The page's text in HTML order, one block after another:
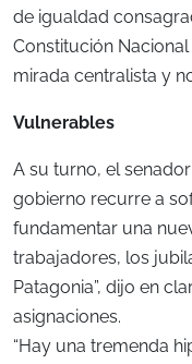
de igualdad
Constitución
mirada centralista y
Vulnerables
A su turno, el
gobierno recurre a
fundamentar una
trabajadores, los
Patagonia”, dijo en
asignaciones.
“Hay una tremenda